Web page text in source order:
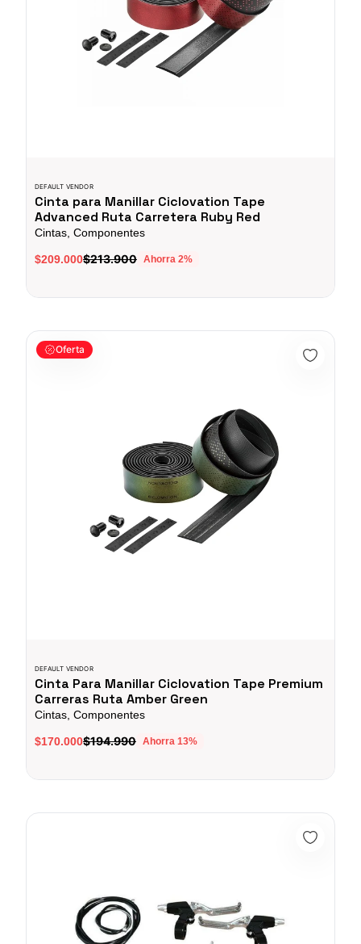
DEFAULT VENDOR
Cinta para Manillar Ciclovation Tape
Advanced Ruta Carretera Ruby Red
Cintas, Componentes
$209.000$213.900 Ahorra 2%
Cinta Para Manillar Ciclovation Tape Premium Carreras Ruta
Oferta
DEFAULT VENDOR
Cinta Para Manillar Ciclovation Tape Premium
Carreras Ruta Amber Green
Cintas, Componentes
$170.000$194.990 Ahorra 13%
ARCOS DE FRENO LOGAN 941AE NATURAL SIN COLOR - SIN